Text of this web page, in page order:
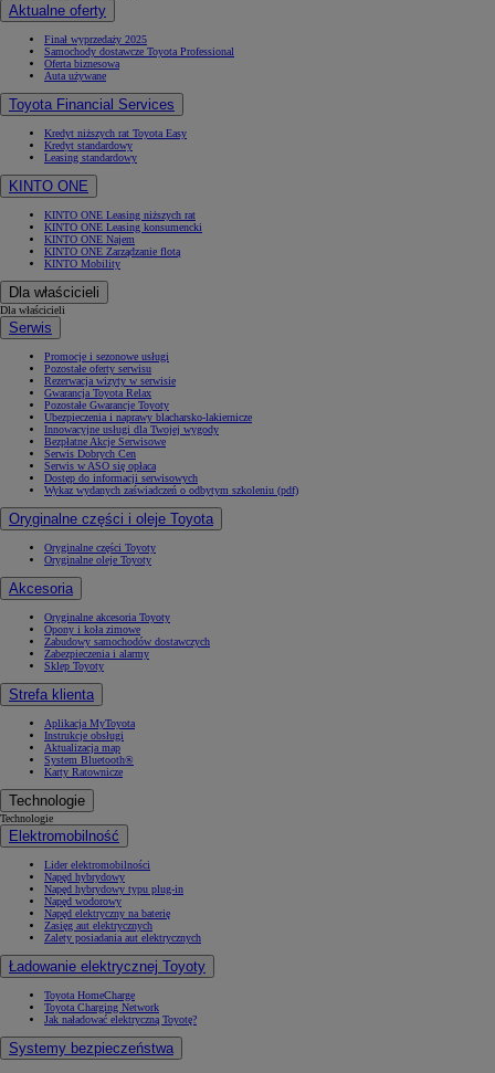
Aktualne oferty
Finał wyprzedaży 2025
Samochody dostawcze Toyota Professional
Oferta biznesowa
Auta używane
Toyota Financial Services
Kredyt niższych rat Toyota Easy
Kredyt standardowy
Leasing standardowy
KINTO ONE
KINTO ONE Leasing niższych rat
KINTO ONE Leasing konsumencki
KINTO ONE Najem
KINTO ONE Zarządzanie flotą
KINTO Mobility
Dla właścicieli
Dla właścicieli
Serwis
Promocje i sezonowe usługi
Pozostałe oferty serwisu
Rezerwacja wizyty w serwisie
Gwarancja Toyota Relax
Pozostałe Gwarancje Toyoty
Ubezpieczenia i naprawy blacharsko-lakiernicze
Innowacyjne usługi dla Twojej wygody
Bezpłatne Akcje Serwisowe
Serwis Dobrych Cen
Serwis w ASO się opłaca
Dostęp do informacji serwisowych
Wykaz wydanych zaświadczeń o odbytym szkoleniu (pdf)
Oryginalne części i oleje Toyota
Oryginalne części Toyoty
Oryginalne oleje Toyoty
Akcesoria
Oryginalne akcesoria Toyoty
Opony i koła zimowe
Zabudowy samochodów dostawczych
Zabezpieczenia i alarmy
Sklep Toyoty
Strefa klienta
Aplikacja MyToyota
Instrukcje obsługi
Aktualizacja map
System Bluetooth®
Karty Ratownicze
Technologie
Technologie
Elektromobilność
Lider elektromobilności
Napęd hybrydowy
Napęd hybrydowy typu plug-in
Napęd wodorowy
Napęd elektryczny na baterię
Zasięg aut elektrycznych
Zalety posiadania aut elektrycznych
Ładowanie elektrycznej Toyoty
Toyota HomeCharge
Toyota Charging Network
Jak naładować elektryczną Toyotę?
Systemy bezpieczeństwa